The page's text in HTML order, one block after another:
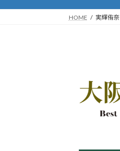
プ
動
HOME 実輝侑奈